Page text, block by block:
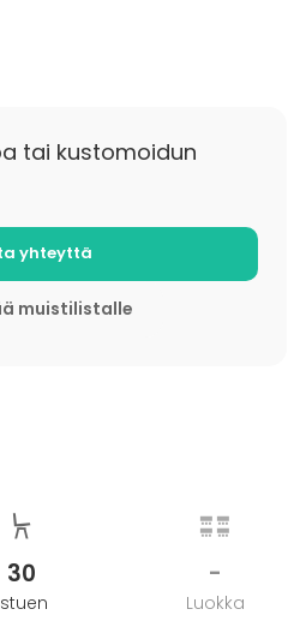
"metsäpäiville"
tapahtumaa sen voi
Sen jälkeen
arvioidusta
tai kustomoidun
yhteyttä
muistilistalle
30 -
Luokka